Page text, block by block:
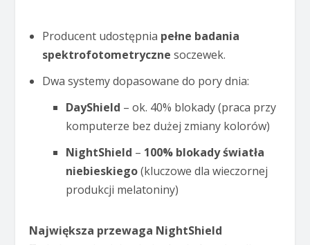
Producent udostępnia pełne badania
spektrofotometryczne soczewek.
Dwa systemy dopasowane do pory dnia:
DayShield – ok. 40% blokady (praca przy
komputerze bez dużej zmiany kolorów)
NightShield – 100% blokady światła
niebieskiego(kluczowe dla wieczornej
produkcji melatoniny)
Największa przewaga NightShield